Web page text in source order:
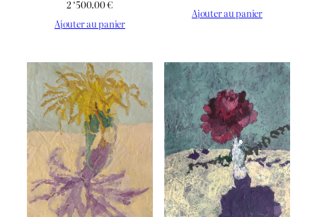
2 ‘500.00€
Ajouter au panier
Ajouter au panier